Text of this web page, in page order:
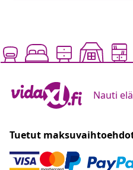
Nauti
Tuetut